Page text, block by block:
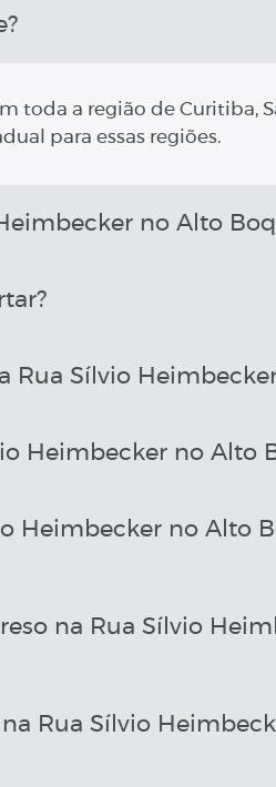
toda a região de Curitiba,
para essas regiões.
no Alto
Sílvio
Heimbecker no Alto
Heimbecker no Alto
na Rua Sílvio
Rua Sílvio